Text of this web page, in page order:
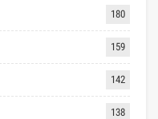
180
159
142
138